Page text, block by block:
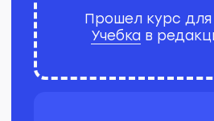
Яндекс ПромоСтраницы — это такая
площадка для бизнеса. Компании
пишут рекламные статьи с пиаром
товаров и услуг. А Яндекс
за определенную плату показывает
эту статью другим пользователям
в своей рекомендательной системе